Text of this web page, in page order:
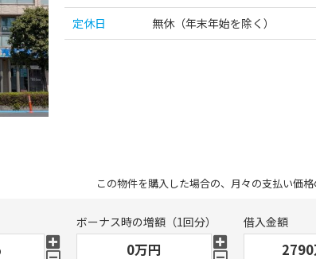
定休日
無休（年末年始を除く）
この物件を購入した場合の、月々の支払い価
ボーナス時の増額（1回分） 借入金額